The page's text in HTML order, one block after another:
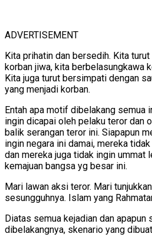
ADVERTISEMENT
Kita prihatin dan bersedih. Kita
korban jiwa, kita berbelasungkawa
Kita juga turut bersimpati dengan
yang menjadi korban.
Entah apa motif dibelakang semua
ingin dicapai oleh pelaku teror dan
balik serangan teror ini. Siapapun
ingin negara ini damai, mereka
dan mereka juga tidak ingin ummat
kemajuan bangsa yg besar ini.
Mari lawan aksi teror. Mari
sesungguhnya. Islam yang
Diatas semua kejadian dan apapun
dibelakangnya, skenario yang